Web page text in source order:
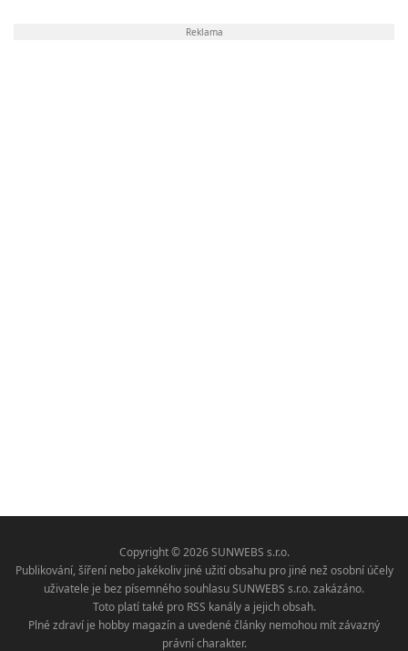
Reklama
Copyright © 2026 SUNWEBS s.r.o.
Publikování, šíření nebo jakékoliv jiné užití obsahu pro jiné než osobní účely
uživatele je bez písemného souhlasu SUNWEBS s.r.o. zakázáno.
Toto platí také pro RSS kanály a jejich obsah.
Plné zdraví je hobby magazín a uvedené články nemohou mít závazný
právní charakter.